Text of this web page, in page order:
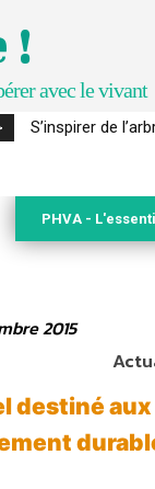
!
avec le vivant
S’inspirer de
PHVA -
2015
destiné